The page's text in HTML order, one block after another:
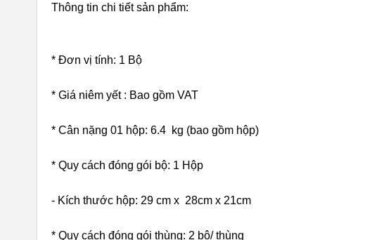
Thông tin chi tiết sản phẩm:
* Đơn vị tính: 1 Bộ
* Giá niêm yết : Bao gồm VAT
* Cân nặng 01 hộp: 6.4 kg (bao gồm hộp)
* Quy cách đóng gói bộ: 1 Hộp
- Kích thước hộp: 29 cm x 28cm x 21cm
* Quy cách đóng gói thùng: 2 bộ/ thùng